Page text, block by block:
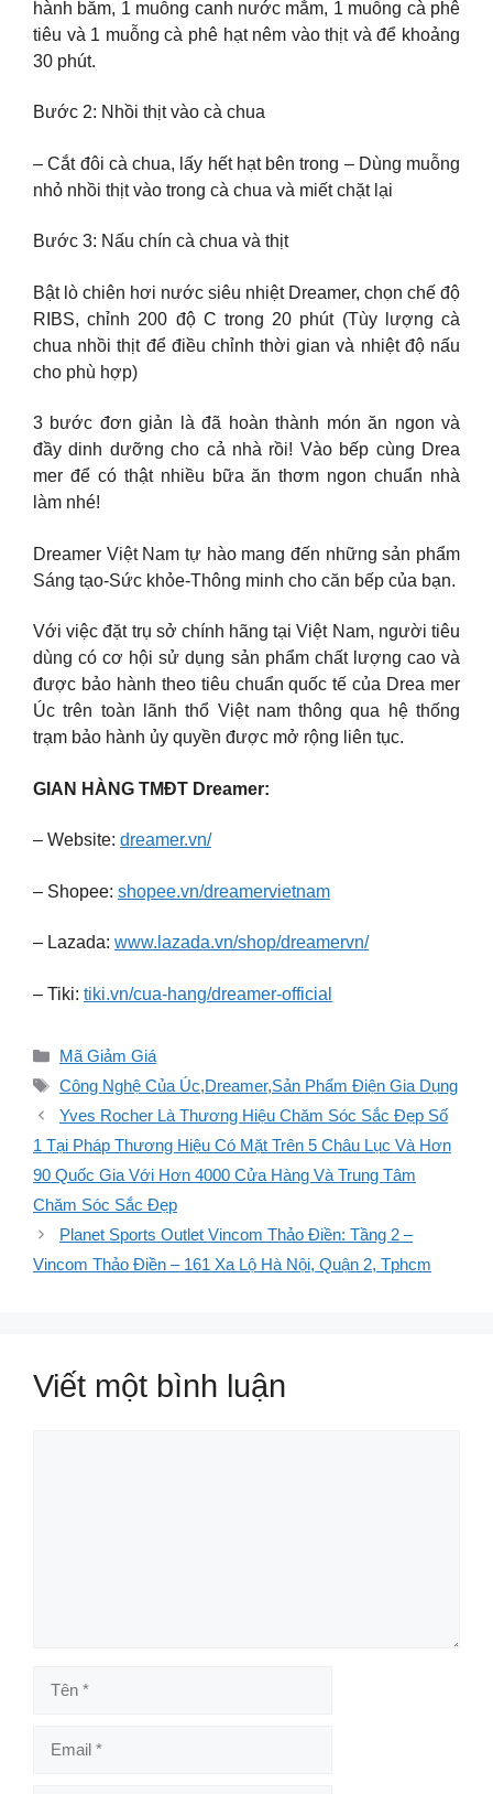
hành băm, 1 muỗng canh nước mắm, 1 muỗng cà phê
tiêu và 1 muỗng cà phê hạt nêm vào thịt và để khoảng
30 phút.
Bước 2: Nhồi thịt vào cà chua
– Cắt đôi cà chua, lấy hết hạt bên trong – Dùng muỗng
nhỏ nhồi thịt vào trong cà chua và miết chặt lại
Bước 3: Nấu chín cà chua và thịt
Bật lò chiên hơi nước siêu nhiệt Dreamer, chọn chế độ
RIBS, chỉnh 200 độ C trong 20 phút (Tùy lượng cà
chua nhồi thịt để điều chỉnh thời gian và nhiệt độ nấu
cho phù hợp)
3 bước đơn giản là đã hoàn thành món ăn ngon và
đầy dinh dưỡng cho cả nhà rồi! Vào bếp cùng Drea
mer để có thật nhiều bữa ăn thơm ngon chuẩn nhà
làm nhé!
Dreamer Việt Nam tự hào mang đến những sản phẩm
Sáng tạo-Sức khỏe-Thông minh cho căn bếp của bạn.
Với việc đặt trụ sở chính hãng tại Việt Nam, người tiêu
dùng có cơ hội sử dụng sản phẩm chất lượng cao và
được bảo hành theo tiêu chuẩn quốc tế của Drea mer
Úc trên toàn lãnh thổ Việt nam thông qua hệ thống
trạm bảo hành ủy quyền được mở rộng liên tục.
GIAN HÀNG TMĐT Dreamer:
– Website: dreamer.vn/
– Shopee: shopee.vn/dreamervietnam
– Lazada: www.lazada.vn/shop/dreamervn/
– Tiki: tiki.vn/cua-hang/dreamer-official
Danh
mục
Mã Giảm Giá
Thẻ
Công Nghệ Của Úc,Dreamer,Sản Phẩm Điện Gia Dụng
Yves Rocher Là Thương Hiệu Chăm Sóc Sắc Đẹp Số
1 Tại Pháp Thương Hiệu Có Mặt Trên 5 Châu Lục Và Hơn
90 Quốc Gia Với Hơn 4000 Cửa Hàng Và Trung Tâm
Chăm Sóc Sắc Đẹp
Planet Sports Outlet Vincom Thảo Điền: Tầng 2 –
Vincom Thảo Điền – 161 Xa Lộ Hà Nội, Quận 2, Tphcm
Viết một bình luận